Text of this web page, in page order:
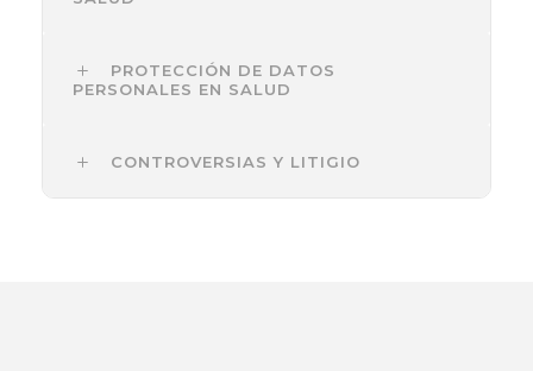
PROTECCIÓN DE DATOS
PERSONALES EN SALUD
CONTROVERSIAS Y LITIGIO